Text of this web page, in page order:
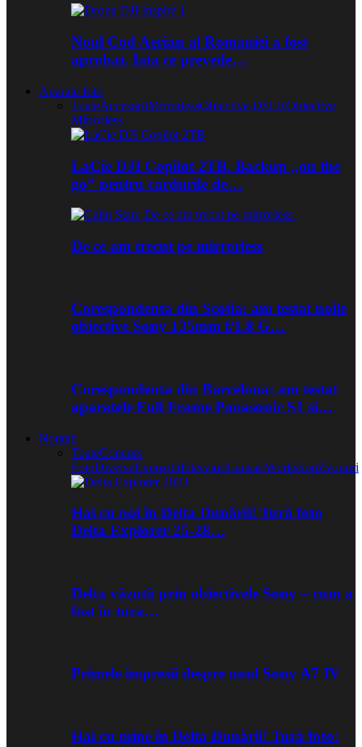
Noul Cod Aerian al Romaniei a fost
aprobat. Iata ce prevede…
Aparate foto
ToateAccesoriiMirrorlessObiective DSLRObiective
Mirrorless
LaCie DJI Copilot 2TB. Backup „on the
go” pentru cardurile de…
De ce am trecut pe mirrorless
Corespondenta din Scotia: am testat noile
obiective Sony 135mm f/1.8 G…
Corespondenta din Barcelona: am testat
aparatele Full Frame Panasonic S1 si…
Noutati
ToateConcurs
FotoDiverseExpozitiiInterviuriLansariWorkshopZvonuri
Hai cu noi în Delta Dunării! Tură foto
Delta Explorer 25-28…
Delta văzută prin obiectivele Sony – cum a
fost în tura…
Primele impresii despre noul Sony A7 IV
Hai cu mine în Delta Dunării! Tură foto: